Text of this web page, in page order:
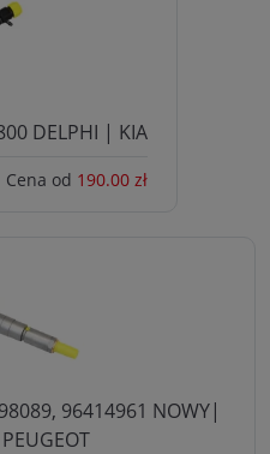
DELPHI | KIA
Cena od 190.00 zł
96414961 NOWY|